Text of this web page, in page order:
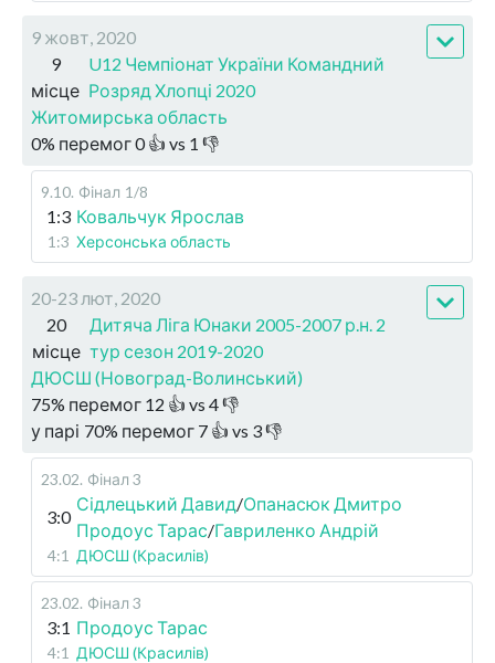
9 жовт, 2020
9
місце
U12 Чемпіонат України Командний
Розряд Хлопці 2020
Житомирська область
0% перемог0👍 vs 1 👎
9.10. Фінал 1/8
1:3 Ковальчук Ярослав
1:3 Херсонська область
20-23 лют, 2020
20
місце
Дитяча Ліга Юнаки 2005-2007 р.н. 2
тур сезон 2019-2020
ДЮСШ (Новоград-Волинський)
75% перемог 12 👍 vs 4👎
у парі 70% перемог 7 👍 vs 3👎
23.02. Фінал 3
3:0
Сідлецький Давид/Опанасюк Дмитро
Продоус Тарас/Гавриленко Андрій
4:1 ДЮСШ (Красилів)
23.02. Фінал 3
3:1 Продоус Тарас
4:1 ДЮСШ (Красилів)